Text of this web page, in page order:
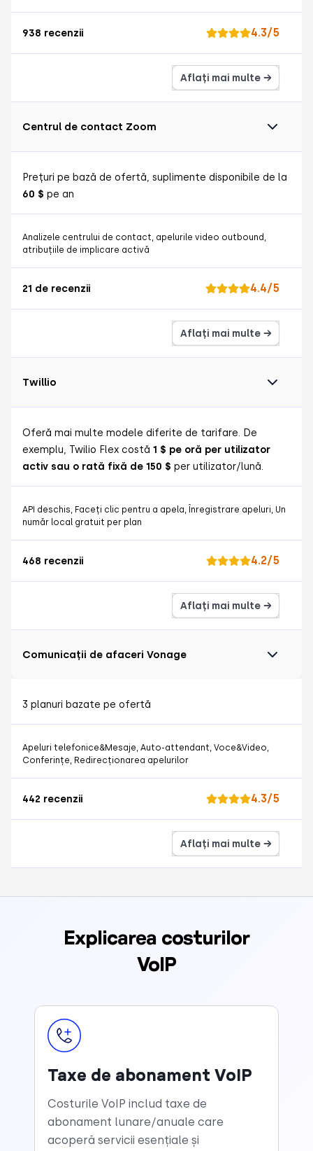
4.3/5
938 recenzii
Aflați mai multe →
Centrul de contact Zoom
Prețuri pe bază de ofertă, suplimente disponibile de la
60 $ pe an
Analizele centrului de contact, apelurile video outbound,
atribuțiile de implicare activă
4.4/5
21 de recenzii
Aflați mai multe →
Twillio
Oferă mai multe modele diferite de tarifare. De
exemplu, Twilio Flex costă 1 $ pe oră per utilizator
activ sau o rată fixă de 150 $ per utilizator/lună.
API deschis, Faceți clic pentru a apela, Înregistrare apeluri, Un
număr local gratuit per plan
4.2/5
468 recenzii
Aflați mai multe →
Comunicații de afaceri Vonage
3 planuri bazate pe ofertă
Apeluri telefonice&Mesaje, Auto-attendant, Voce&Video,
Conferințe, Redirecționarea apelurilor
4.3/5
442 recenzii
Aflați mai multe →
Explicarea costurilor
VoIP
Taxe de abonament VoIP
Costurile VoIP includ taxe de
abonament lunare/anuale care
acoperă servicii esențiale și